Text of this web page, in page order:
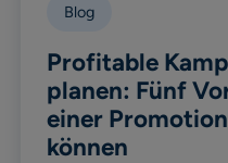
Blog
Profitable
planen: Fünf
einer
können